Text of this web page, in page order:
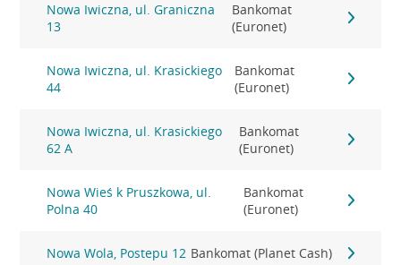
Nowa Iwiczna, ul. Graniczna
13
Bankomat
(Euronet)
Nowa Iwiczna, ul. Krasickiego
44
Bankomat
(Euronet)
Nowa Iwiczna, ul. Krasickiego
62 A
Bankomat
(Euronet)
Nowa Wieś k Pruszkowa, ul.
Polna 40
Bankomat
(Euronet)
Nowa Wola, Postepu 12 Bankomat (Planet Cash)